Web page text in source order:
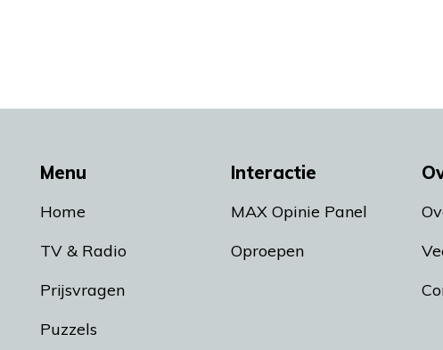
Menu
Home
TV & Radio
Prijsvragen
Puzzels
Interactie
MAX Opinie Panel
Oproepen